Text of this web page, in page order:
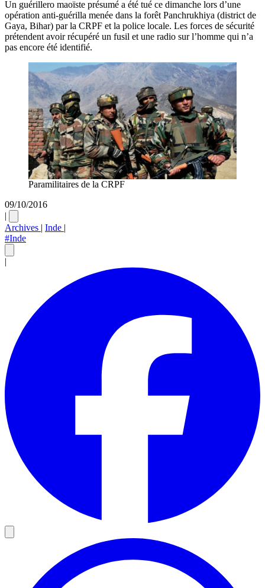
Un guérillero maoïste présumé a été tué ce dimanche lors d’une
opération anti-guérilla menée dans la forêt Panchrukhiya (district de
Gaya, Bihar) par la CRPF et la police locale. Les forces de sécurité
prétendent avoir récupéré un fusil et une radio sur l’homme qui n’a
pas encore été identifié.
Paramilitaires de la CRPF
09/10/2016
|
Archives | Inde |
#Inde
|